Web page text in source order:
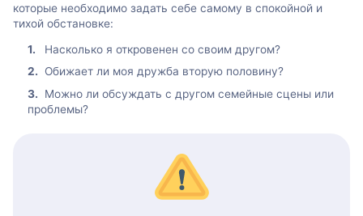
которые необходимо задать себе самому в спокойной и
тихой обстановке:
Насколько я откровенен со своим другом?
Обижает ли моя дружба вторую половину?
Можно ли обсуждать с другом семейные сцены или
проблемы?